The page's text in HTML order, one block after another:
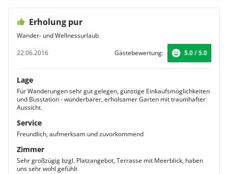
Erholung pur
Wander- und Wellnessurlaub
22.06.2016
Gästebewertung: 5.0 / 5.0
Lage
Für Wanderungen sehr gut gelegen, günstige Einkaufsmöglichkeiten
und Busstation - wunderbarer, erholsamer Garten mit traumhafter
Aussicht.
Service
Freundlich, aufmerksam und zuvorkommend
Zimmer
Sehr großzügig bzgl. Platzangebot, Terrasse mit Meerblick, haben
uns sehr wohl gefühlt